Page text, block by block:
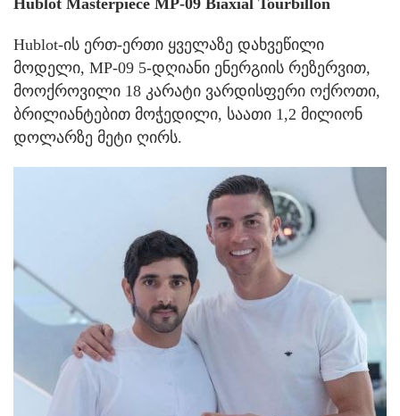
Hublot Masterpiece MP-09 Biaxial Tourbillon
Hublot-ის ერთ-ერთი ყველაზე დახვეწილი
მოდელი, MP-09 5-დღიანი ენერგიის რეზერვით,
მოოქროვილი 18 კარატი ვარდისფერი ოქროთი,
ბრილიანტებით მოჭედილი, საათი 1,2 მილიონ
დოლარზე მეტი ღირს.